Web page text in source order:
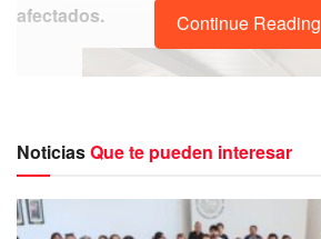
afectados.
Continue Reading
NoticiasQue te pueden interesar